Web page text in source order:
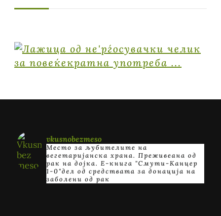
vkusnobezmeso
Место за љубителите на
вегетаријанска храна. Преживеана од
рак на дојка. E-книга "Смути-Канцер
1-0"дел од средствата за донација на
заболени од рак